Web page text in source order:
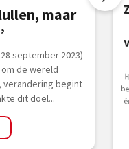
maar
september 2023)
de wereld
verandering begint
dit doel...